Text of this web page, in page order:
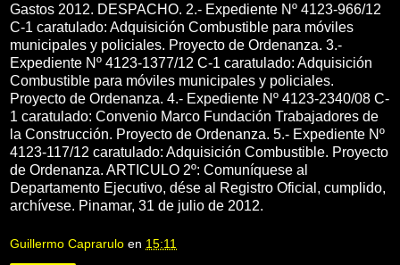
Gastos 2012. DESPACHO. 2.- Expediente Nº 4123-966/12
C-1 caratulado: Adquisición Combustible para móviles
municipales y policiales. Proyecto de Ordenanza. 3.-
Expediente Nº 4123-1377/12 C-1 caratulado: Adquisición
Combustible para móviles municipales y policiales.
Proyecto de Ordenanza. 4.- Expediente Nº 4123-2340/08 C-
1 caratulado: Convenio Marco Fundación Trabajadores de
la Construcción. Proyecto de Ordenanza. 5.- Expediente Nº
4123-117/12 caratulado: Adquisición Combustible. Proyecto
de Ordenanza. ARTICULO 2º: Comuníquese al
Departamento Ejecutivo, dése al Registro Oficial, cumplido,
archívese. Pinamar, 31 de julio de 2012.
Guillermo Caprarulo en 15:11